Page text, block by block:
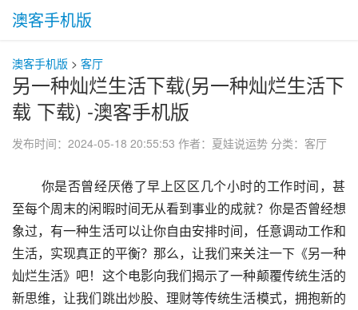
澳客手机版
澳客手机版 > 客厅
另一种灿烂生活下载(另一种灿烂生活下
载 下载) -澳客手机版
发布时间：2024-05-18 20:55:53 作者：夏娃说运势 分类： 客厅
至每个周末的闲暇时间无从看到事业的成就？你是否曾经想
象过，有一种生活可以让你自由安排时间，任意调动工作和
生活，实现真正的平衡？那么，让我们来关注一下《另一种
灿烂生活》吧！这个电影向我们揭示了一种颠覆传统生活的
新思维，让我们跳出炒股、理财等传统生活模式，拥抱新的